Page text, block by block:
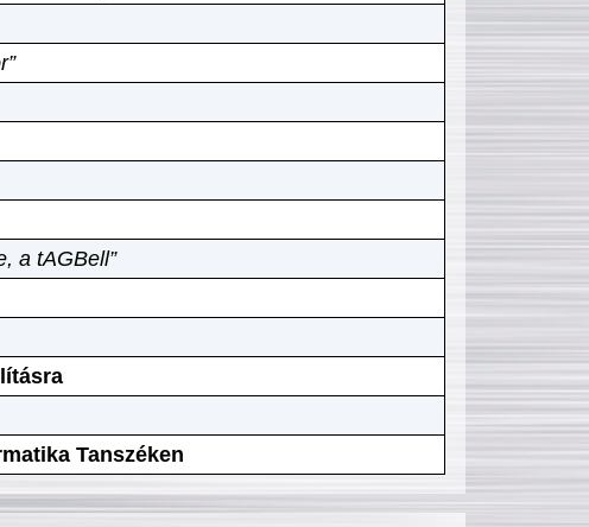
a tAGBell”
Tanszéken